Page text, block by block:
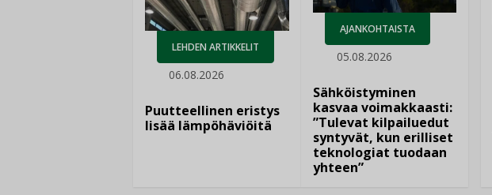
LEHDEN ARTIKKELIT
06.08.2026
Puutteellinen eristys
lisää lämpöhäviöitä
AJANKOHTAISTA
05.08.2026
Sähköistyminen
kasvaa voimakkaasti:
”Tulevat kilpailuedut
syntyvät, kun erilliset
teknologiat tuodaan
yhteen”